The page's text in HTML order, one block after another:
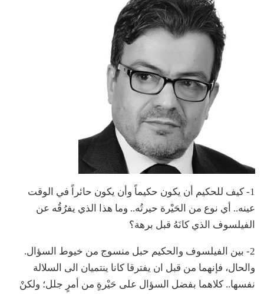
1- كيف للحكيم أن يكون حكيماً وأن يكون حائراً في الوقت
عينه.. أي نوع من الحَيْرة حيرتُه.. وما هذا الذي يفرُقُه عن
الفيلسوف الذي كانَهُ قبل برهة؟
2- بين الفيلسوف والحكيم حبل منسوج من خيوط السؤال.
والحال، فإنهما من قبل ان يفترقا كانا ينتميان الى السلالة
نفسها.. كلاهما بفضل السؤال على حَيْرةٍ من أمرٍ جلل؛ ولكنْ